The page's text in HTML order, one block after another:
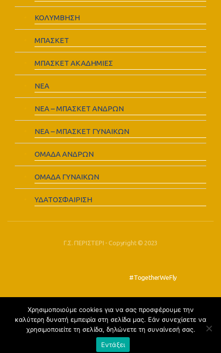
ΚΟΛΥΜΒΗΣΗ
ΜΠΑΣΚΕΤ
ΜΠΑΣΚΕΤ ΑΚΑΔΗΜΙΕΣ
ΝΕΑ
ΝΕΑ – ΜΠΑΣΚΕΤ ΑΝΔΡΩΝ
ΝΕΑ – ΜΠΑΣΚΕΤ ΓΥΝΑΙΚΩΝ
ΟΜΑΔΑ ΑΝΔΡΩΝ
ΟΜΑΔΑ ΓΥΝΑΙΚΩΝ
ΥΔΑΤΟΣΦΑΙΡΙΣΗ
Γ.Σ. ΠΕΡΙΣΤΕΡΙ - Copyright © 2023
#TogetherWeFly
FOLLOW US:
Χρησιμοποιούμε cookies για να σας προσφέρουμε την
καλύτερη δυνατή εμπειρία στη σελίδα μας. Εάν συνεχίσετε να
χρησιμοποιείτε τη σελίδα, δηλώνετε τη συναίνεσή σας.
Εντάξει